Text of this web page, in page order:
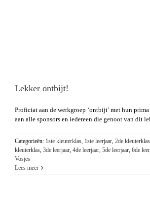
Lekker ontbijt!
Proficiat aan de werkgroep ‘ontbijt’ met hun
aan alle sponsors en iedereen die genoot van dit
Categorieën: 1ste kleuterklas, 1ste leerjaar, 2de kleuterklas
kleuterklas, 3de leerjaar, 4de leerjaar, 5de leerjaar, 6de
Vosjes
Lees meer